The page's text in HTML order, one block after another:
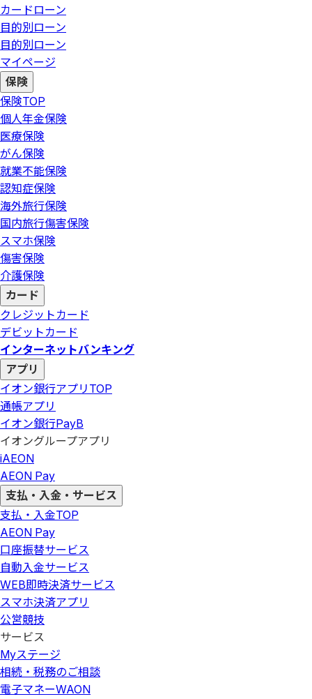
カードローン
目的別ローン
目的別ローン
マイページ
保険
保険TOP
個人年金保険
医療保険
がん保険
就業不能保険
認知症保険
海外旅行保険
国内旅行傷害保険
スマホ保険
傷害保険
介護保険
カード
クレジットカード
デビットカード
インターネットバンキング
アプリ
イオン銀行アプリ TOP
通帳アプリ
イオン銀行PayB
イオングループアプリ
iAEON
AEON Pay
支払・入金・サービス
支払・入金TOP
AEON Pay
口座振替サービス
自動入金サービス
WEB即時決済サービス
スマホ決済アプリ
公営競技
サービス
Myステージ
相続・税務のご相談
電子マネーWAON